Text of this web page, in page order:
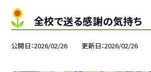
全校で送る感謝の気持ち
公開日 2026/02/26 更新日 2026/02/26